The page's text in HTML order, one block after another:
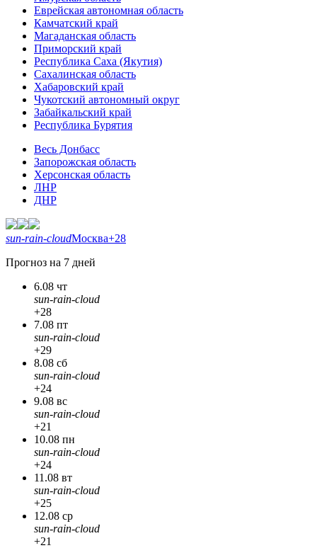
Еврейская автономная область
Камчатский край
Магаданская область
Приморский край
Республика Саха (Якутия)
Сахалинская область
Хабаровский край
Чукотский автономный округ
Забайкальский край
Республика Бурятия
Весь Донбасс
Запорожская область
Херсонская область
ЛНР
ДНР
sun-rain-cloudМосква+28
Прогноз на 7 дней
6.08 чт
sun-rain-cloud
+28
7.08 пт
sun-rain-cloud
+29
8.08 сб
sun-rain-cloud
+24
9.08 вс
sun-rain-cloud
+21
10.08 пн
sun-rain-cloud
+24
11.08 вт
sun-rain-cloud
+25
12.08 ср
sun-rain-cloud
+21